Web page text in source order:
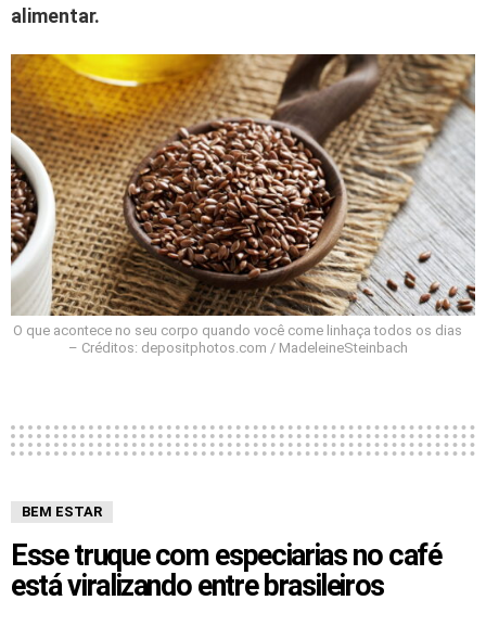
alimentar.
O que acontece no seu corpo quando você come linhaça todos os dias
– Créditos: depositphotos.com / MadeleineSteinbach
BEM ESTAR
Esse truque com especiarias no café
está viralizando entre brasileiros